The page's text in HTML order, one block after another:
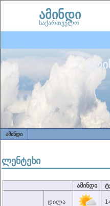
ამინდი
საქართველო
7
ᲐᲛᲘᲜᲓᲘ
ლენტეხი
ამინდი
დილა